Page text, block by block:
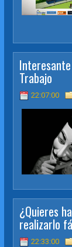
Trabajo
22:07:00
¿Quieres
realizarlo
22:33:00